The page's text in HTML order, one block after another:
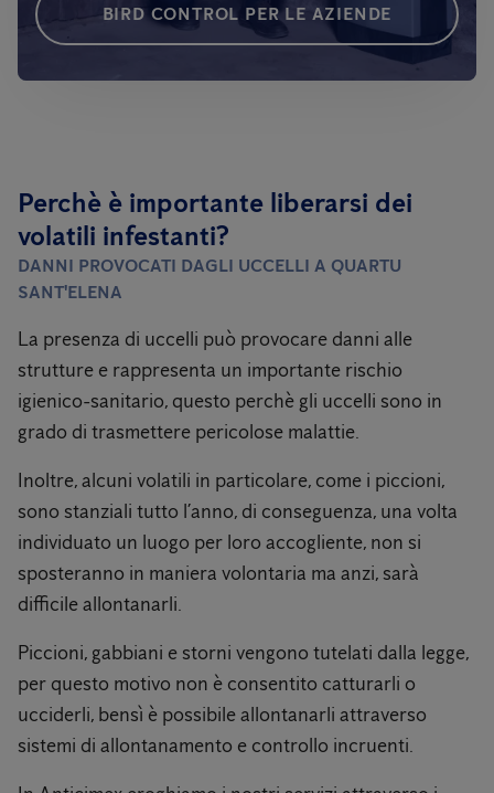
BIRD CONTROL PER LE AZIENDE
Perchè è importante liberarsi dei
volatili infestanti?
DANNI PROVOCATI DAGLI UCCELLI A QUARTU
SANT'ELENA
La presenza di uccelli può provocare danni alle
strutture e rappresenta un importante rischio
igienico-sanitario, questo perchè gli uccelli sono in
grado di trasmettere pericolose malattie.
Inoltre, alcuni volatili in particolare, come i piccioni,
sono stanziali tutto l’anno, di conseguenza, una volta
individuato un luogo per loro accogliente, non si
sposteranno in maniera volontaria ma anzi, sarà
difficile allontanarli.
Piccioni, gabbiani e storni vengono tutelati dalla legge,
per questo motivo non è consentito catturarli o
ucciderli, bensì è possibile allontanarli attraverso
sistemi di allontanamento e controllo incruenti.